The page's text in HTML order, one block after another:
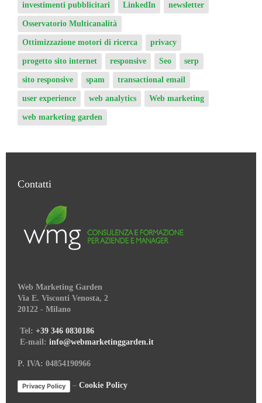
investimenti pubblicitari LinkedIn newsletter
Osservatorio Multicanalità
Ottimizzazione motori di ricerca privacy
progetto sito internet responsive Seo serp
sito responsive spam transactional email
user experience web analytics Web marketing
web marketing garden
Contatti
Web Marketing Garden
Via E. Visconti Venosta, 2
20122 - Milano
Tel: +39 346 0830186
E-mail: info@webmarketinggarden.it
P. IVA: 04854190966
Privacy Policy – Cookie Policy